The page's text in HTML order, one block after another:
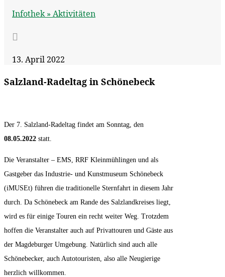
Infothek » Aktivitäten

13. April 2022
Salzland-Radeltag in Schönebeck
Der 7. Salzland-Radeltag findet am Sonntag, den
08.05.2022 statt.
Die Veranstalter – EMS, RRF Kleinmühlingen und als
Gastgeber das Industrie- und Kunstmuseum Schönebeck
(iMUSEt) führen die traditionelle Sternfahrt in diesem Jahr
durch. Da Schönebeck am Rande des Salzlandkreises liegt,
wird es für einige Touren ein recht weiter Weg. Trotzdem
hoffen die Veranstalter auch auf Privattouren und Gäste aus
der Magdeburger Umgebung. Natürlich sind auch alle
Schönebecker, auch Autotouristen, also alle Neugierige
herzlich willkommen.